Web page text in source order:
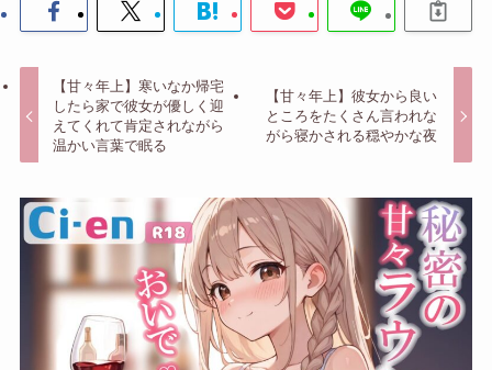
【甘々年上】寒いなか帰宅
したら家で彼女が優しく迎
えてくれて肯定されながら
温かい言葉で眠る
【甘々年上】彼女から良い
ところをたくさん言われな
がら寝かされる穏やかな夜